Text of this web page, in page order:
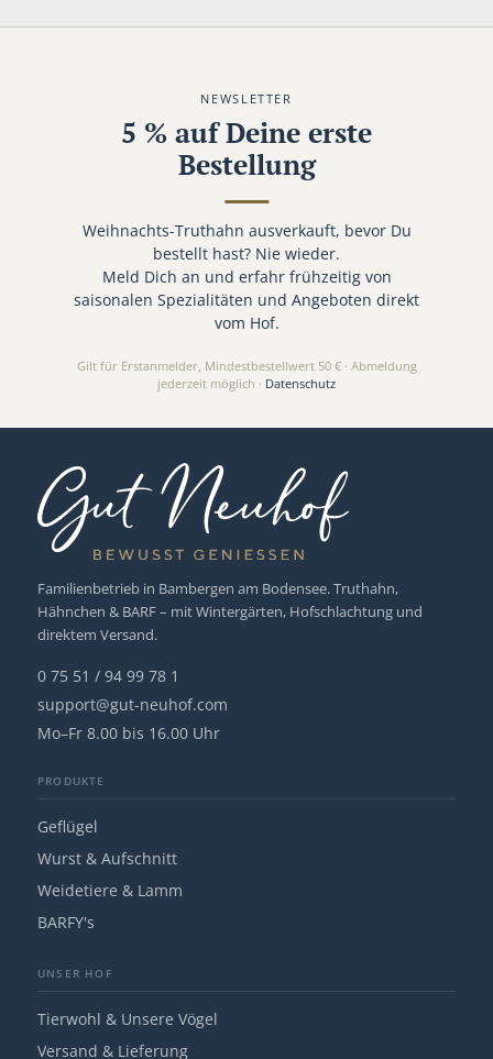
NEWSLETTER
5 % auf Deine erste
Bestellung
Weihnachts-Truthahn ausverkauft, bevor Du
bestellt hast? Nie wieder.
Meld Dich an und erfahr frühzeitig von
saisonalen Spezialitäten und Angeboten direkt
vom Hof.
Gilt für Erstanmelder, Mindestbestellwert 50 € · Abmeldung
jederzeit möglich · Datenschutz
Familienbetrieb in Bambergen am Bodensee. Truthahn,
Hähnchen & BARF – mit Wintergärten, Hofschlachtung und
direktem Versand.
0 75 51 / 94 99 78 1
support@gut-neuhof.com
Mo–Fr 8.00 bis 16.00 Uhr
PRODUKTE
Geflügel
Wurst & Aufschnitt
Weidetiere & Lamm
BARFY's
UNSER HOF
Tierwohl & Unsere Vögel
Versand & Lieferung